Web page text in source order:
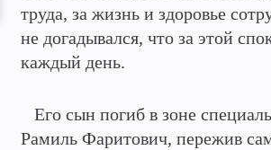
труда, за жизнь и здоровье
не догадывался, что за этой
каждый день.
Его сын погиб в зоне
Рамиль Фаритович, пережив